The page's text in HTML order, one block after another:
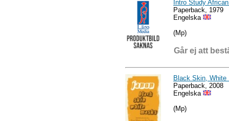
Intro Study
Paperback, 1979
Engelska
(Mp)
Går ej att
Black Skin, White
Paperback, 2008
Engelska
(Mp)